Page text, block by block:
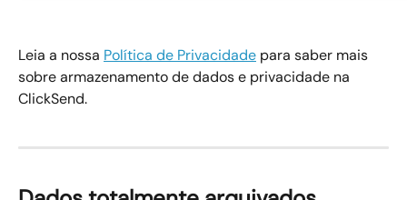
Leia a nossa Política de Privacidade para saber mais
sobre armazenamento de dados e privacidade na
ClickSend.